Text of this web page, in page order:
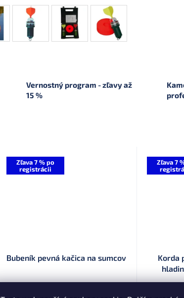
Vernostný program - zľavy až
15 %
Zľava 7 % po
registrácii
Bubeník pevná kačica na sumcov
Zľava 7
Korda